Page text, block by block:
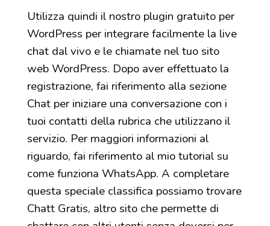
Utilizza quindi il nostro plugin gratuito per
WordPress per integrare facilmente la live
chat dal vivo e le chiamate nel tuo sito
web WordPress. Dopo aver effettuato la
registrazione, fai riferimento alla sezione
Chat per iniziare una conversazione con i
tuoi contatti della rubrica che utilizzano il
servizio. Per maggiori informazioni al
riguardo, fai riferimento al mio tutorial su
come funziona WhatsApp. A completare
questa speciale classifica possiamo trovare
Chatt Gratis, altro sito che permette di